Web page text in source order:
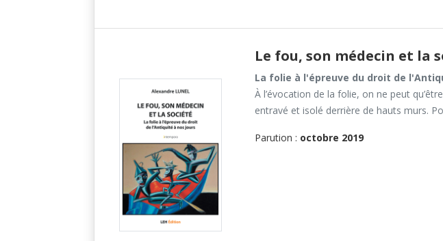
Le fou, son médecin et la
La folie à l'épreuve du droit de
À l’évocation de la folie, on ne peut
entravé et isolé derrière de hauts murs.
Parution : octobre 2019